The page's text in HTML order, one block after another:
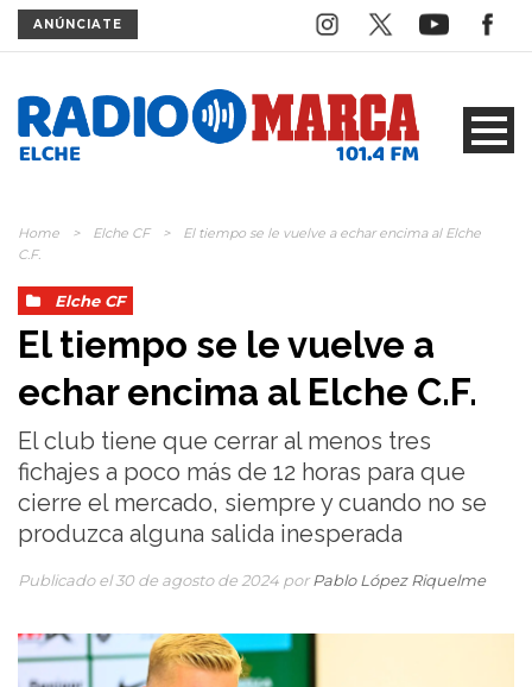
ANÚNCIATE
Home > Elche CF >
El tiempo se le vuelve a echar encima al Elche
C.F.
Elche CF
El tiempo se le vuelve a
echar encima al Elche C.F.
El club tiene que cerrar al menos tres
fichajes a poco más de 12 horas para que
cierre el mercado, siempre y cuando no se
produzca alguna salida inesperada
Publicado el 30 de agosto de 2024 por Pablo López Riquelme